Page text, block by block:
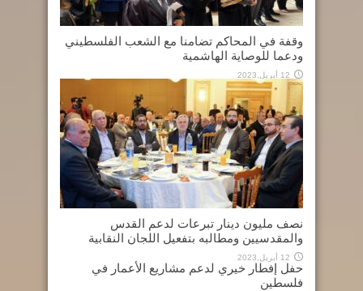
وقفة في المحاكم تضامنا مع الشعب الفلسطيني
ودعما للوصاية الهاشمية
12 أبريل,2023
نصف مليون دينار تبرعات لدعم القدس
والمقدسيين ومطالبه بتفعيل اللجان النقابية
12 أبريل,2023
حفل إفطار خيري لدعم مشاريع الأعمار في
فلسطين